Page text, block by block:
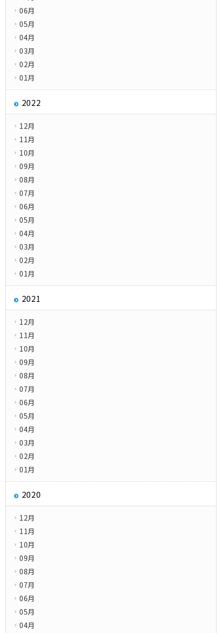
06月
05月
04月
03月
02月
01月
2022
12月
11月
10月
09月
08月
07月
06月
05月
04月
03月
02月
01月
2021
12月
11月
10月
09月
08月
07月
06月
05月
04月
03月
02月
01月
2020
12月
11月
10月
09月
08月
07月
06月
05月
04月